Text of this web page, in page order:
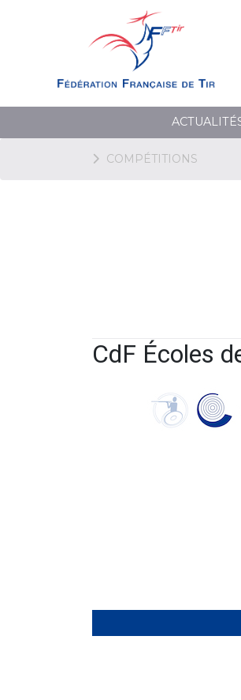
COMPÉTITIONS
CdF Écoles